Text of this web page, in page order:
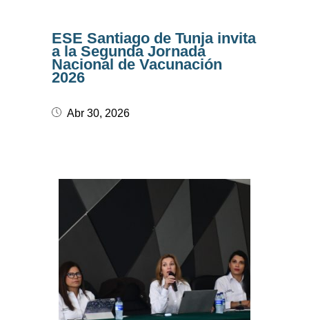
ESE Santiago de Tunja invita
a la Segunda Jornada
Nacional de Vacunación
2026
Abr 30, 2026